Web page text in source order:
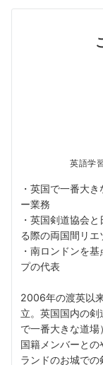
英語学
・英国で一番大
ー業務
・英国剣道協会
る際の両国間リエ
・南ロンドンを
プの代表
2006年の渡英以
立。英国国内の
で一番大きな道
国籍メンバーと
ランドのお城で